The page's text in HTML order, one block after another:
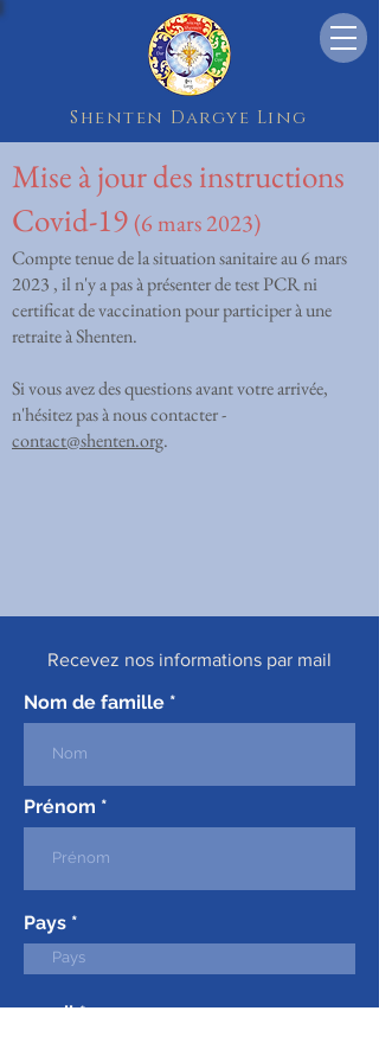
Shenten Dargye Ling
Mise à jour des instructions
Covid-19(6 mars 2023)
Compte tenue de la situation sanitaire au 6 mars
2023 , il n'y a pas à présenter de test PCR ni
certificat de vaccination pour participer à une
retraite à Shenten.
Si vous avez des questions avant votre arrivée,
n'hésitez pas à nous contacter -
contact@shenten.org.
Recevez nos informations par mail
Nom de famille
Prénom
Pays
email